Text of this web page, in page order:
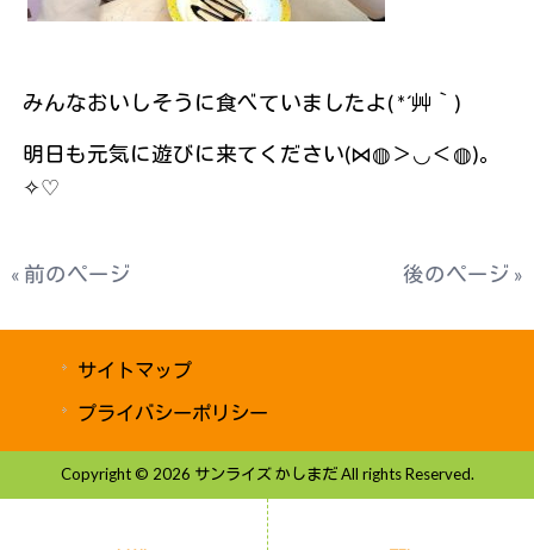
みんなおいしそうに食べていましたよ( *´艸｀)
明日も元気に遊びに来てください(⋈◍＞◡＜◍)。
✧♡
« 前のページ 後のページ »
サイトマップ
プライバシーポリシー
Copyright © 2026 サンライズ かしまだ All rights Reserved.